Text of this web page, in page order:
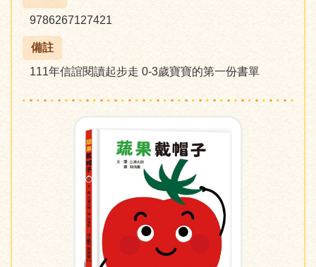
9786267127421
備註
111年信誼閱讀起步走 0-3歲寶寶的第一份書單